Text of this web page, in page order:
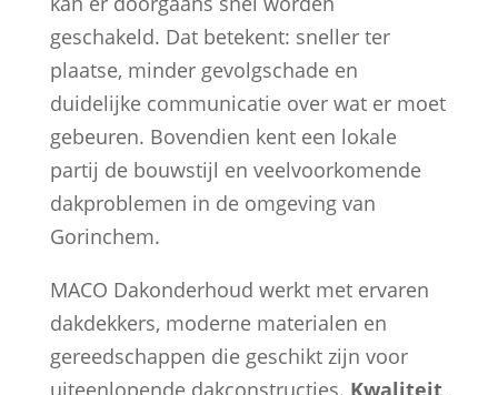
geschakeld. Dat betekent: sneller ter
plaatse, minder gevolgschade en
duidelijke communicatie over wat er moet
gebeuren. Bovendien kent een lokale
partij de bouwstijl en veelvoorkomende
dakproblemen in de omgeving van
Gorinchem.
MACO Dakonderhoud werkt met ervaren
dakdekkers, moderne materialen en
gereedschappen die geschikt zijn voor
uiteenlopende dakconstructies. Kwaliteit,